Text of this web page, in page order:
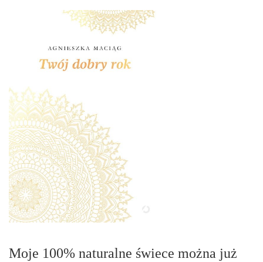
Moje 100% naturalne świece można już